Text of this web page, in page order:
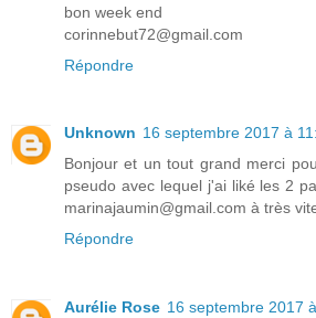
bon week end
corinnebut72@gmail.com
Répondre
Unknown 16 septembre 2017 à
Bonjour et un tout grand merci
pseudo avec lequel j'ai liké les 2
marinajaumin@gmail.com à très
Répondre
Aurélie Rose 16 septembre 2017